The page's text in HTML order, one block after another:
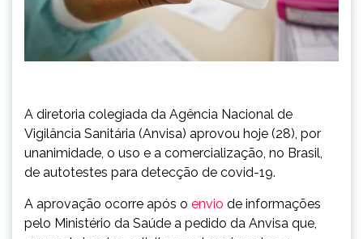
A diretoria colegiada da Agência Nacional de
Vigilância Sanitária (Anvisa) aprovou hoje (28), por
unanimidade, o uso e a comercialização, no Brasil,
de autotestes para detecção de covid-19.
A aprovação ocorre após o envio de informações
pelo Ministério da Saúde a pedido da Anvisa que,